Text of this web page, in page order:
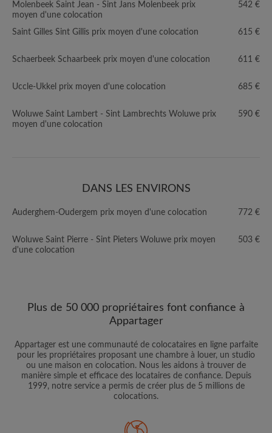
Molenbeek Saint Jean - Sint Jans Molenbeek prix
moyen d'une colocation
542 €
Saint Gilles Sint Gillis prix moyen d'une colocation 615 €
Schaerbeek Schaarbeek prix moyen d'une colocation 611 €
Uccle-Ukkel prix moyen d'une colocation 685 €
Woluwe Saint Lambert - Sint Lambrechts Woluwe prix
moyen d'une colocation
590 €
DANS LES ENVIRONS
Auderghem-Oudergem prix moyen d'une colocation 772 €
Woluwe Saint Pierre - Sint Pieters Woluwe prix moyen
d'une colocation
503 €
Plus de 50 000 propriétaires font confiance à
Appartager
Appartager est une communauté de colocataires en ligne parfaite
pour les propriétaires proposant une chambre à louer, un studio
ou une maison en colocation. Nous les aidons à trouver de
manière simple et efficace des locataires de confiance. Depuis
1999, notre service a permis de créer plus de 5 millions de
colocations.